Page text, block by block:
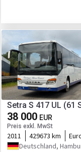
Nebelscheinwerfer
Klimaanlage
Heizung
Motor/Antrieb
Leistung
Getriebe
Transmission
Fahrgestell/
ABS
Kabine
Klimaanlage
Setra S 417 UL (61
38 000 EUR
Preis exkl. MwSt
2011 429673 km
Deutschland,